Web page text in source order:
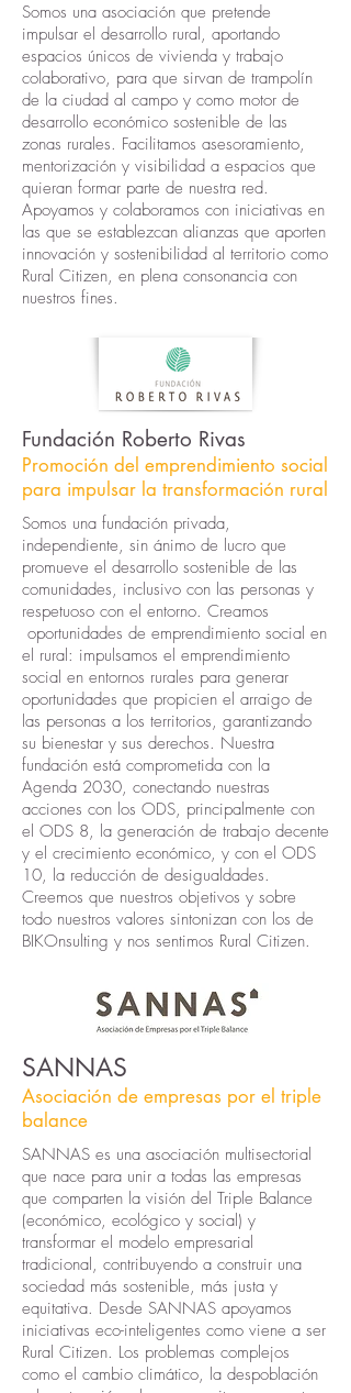
Somos una asociación que pretende
impulsar el desarrollo rural, aportando
espacios únicos de vivienda y trabajo
colaborativo, para que sirvan de trampolín
de la ciudad al campo y como motor de
desarrollo económico sostenible de las
zonas rurales. Facilitamos asesoramiento,
mentorización y visibilidad a espacios que
quieran formar parte de nuestra red.
Apoyamos y colaboramos con iniciativas en
las que se establezcan alianzas que aporten
innovación y sostenibilidad al territorio como
Rural Citizen, en plena consonancia con
nuestros fines.
Fundación Roberto Rivas
Promoción del emprendimiento social
para impulsar la transformación rural
Somos una fundación privada,
independiente, sin ánimo de lucro que
promueve el desarrollo sostenible de las
comunidades, inclusivo con las personas y
respetuoso con el entorno. Creamos
oportunidades de emprendimiento social en
el rural: impulsamos el emprendimiento
social en entornos rurales para generar
oportunidades que propicien el arraigo de
las personas a los territorios, garantizando
su bienestar y sus derechos. Nuestra
fundación está comprometida con la
Agenda 2030, conectando nuestras
acciones con los ODS, principalmente con
el ODS 8, la generación de trabajo decente
y el crecimiento económico, y con el ODS
10, la reducción de desigualdades.
Creemos que nuestros objetivos y sobre
todo nuestros valores sintonizan con los de
BIKOnsulting y nos sentimos Rural Citizen.
SANNAS
Asociación de empresas por el triple
balance
SANNAS es una asociación multisectorial
que nace para unir a todas las empresas
que comparten la visión del Triple Balance
(económico, ecológico y social) y
transformar el modelo empresarial
tradicional, contribuyendo a construir una
sociedad más sostenible, más justa y
equitativa. Desde SANNAS apoyamos
iniciativas eco-inteligentes como viene a ser
Rural Citizen. Los problemas complejos
como el cambio climático, la despoblación